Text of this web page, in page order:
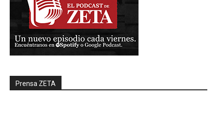
Prensa ZETA